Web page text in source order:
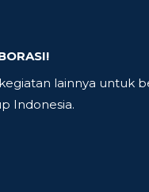
lainnya untuk
Indonesia.